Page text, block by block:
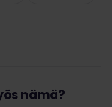
nämä?